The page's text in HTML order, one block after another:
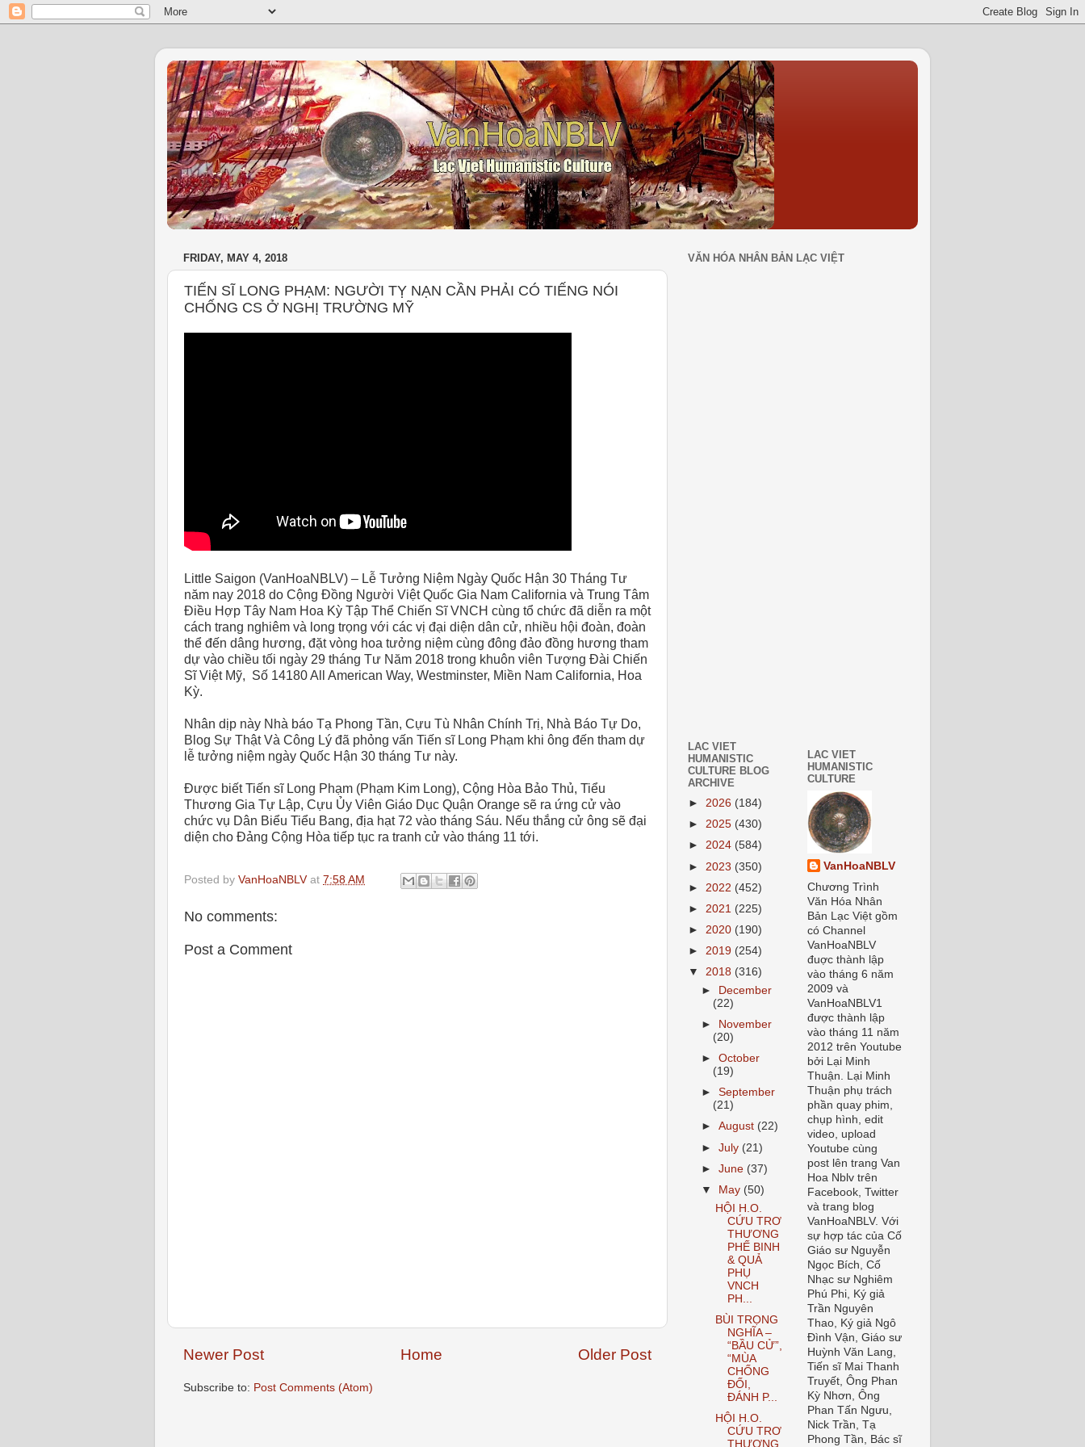
FRIDAY, MAY 4, 2018
TIẾN SĨ LONG PHẠM: NGƯỜI TỴ NẠN CẦN PHẢI CÓ TIẾNG NÓI
CHỐNG CS Ở NGHỊ TRƯỜNG MỸ
Little Saigon (VanHoaNBLV) – Lễ Tưởng Niệm Ngày Quốc Hận 30 Tháng Tư
năm nay 2018 do Cộng Đồng Người Việt Quốc Gia Nam California và Trung Tâm
Điều Hợp Tây Nam Hoa Kỳ Tập Thể Chiến Sĩ VNCH cùng tổ chức đã diễn ra một
cách trang nghiêm và long trọng với các vị đại diện dân cử, nhiều hội đoàn, đoàn
thể đến dâng hương, đặt vòng hoa tưởng niệm cùng đông đảo đồng hương tham
dự vào chiều tối ngày 29 tháng Tư Năm 2018 trong khuôn viên Tượng Đài Chiến
Sĩ Việt Mỹ, Số 14180 All American Way, Westminster, Miền Nam California, Hoa
Kỳ.
Nhân dịp này Nhà báo Tạ Phong Tần, Cựu Tù Nhân Chính Trị, Nhà Báo Tự Do,
Blog Sự Thật Và Công Lý đã phỏng vấn Tiến sĩ Long Phạm khi ông đến tham dự
lễ tưởng niệm ngày Quốc Hận 30 tháng Tư này.
Được biết Tiến sĩ Long Phạm (Phạm Kim Long), Cộng Hòa Bảo Thủ, Tiểu
Thương Gia Tự Lập, Cựu Ủy Viên Giáo Dục Quận Orange sẽ ra ứng cử vào
chức vụ Dân Biểu Tiểu Bang, địa hạt 72 vào tháng Sáu. Nếu thắng cử ông sẽ đại
diện cho Đảng Cộng Hòa tiếp tục ra tranh cử vào tháng 11 tới.
Posted by VanHoaNBLV at 7:58 AM
No comments:
Post a Comment
Newer Post Older Post
Home
Subscribe to: Post Comments (Atom)
VĂN HÓA NHÂN BẢN LẠC VIỆT
LAC VIET
HUMANISTIC
CULTURE BLOG
ARCHIVE
► 2026 (184)
► 2025 (430)
► 2024 (584)
► 2023 (350)
► 2022 (452)
► 2021 (225)
► 2020 (190)
► 2019 (254)
▼ 2018 (316)
►
December
(22)
►
November
(20)
►October
(19)
►September
(21)
►August (22)
►July (21)
►June (37)
▼
May (50)
HỘI H.O.
CỨU TRƠ
THƯƠNG
PHẾ BINH
& QUẢ
PHỤ
VNCH
PH...
BÙI TRỌNG
NGHĨA –
“BẦU CỬ”,
“MÙA
CHỐNG
ĐỐI,
ĐÁNH P...
HỘI H.O.
CỨU TRƠ
THƯƠNG
LAC VIET
HUMANISTIC
CULTURE
VanHoaNBLV
Chương Trình
Văn Hóa Nhân
Bản Lạc Việt gồm
có Channel
VanHoaNBLV
đuợc thành lập
vào tháng 6 năm
2009 và
VanHoaNBLV1
được thành lập
vào tháng 11 năm
2012 trên Youtube
bởi Lại Minh
Thuận. Lại Minh
Thuận phụ trách
phần quay phim,
chụp hình, edit
video, upload
Youtube cùng
post lên trang Van
Hoa Nblv trên
Facebook, Twitter
và trang blog
VanHoaNBLV. Với
sự hợp tác của Cố
Giáo sư Nguyễn
Ngọc Bích, Cố
Nhạc sư Nghiêm
Phú Phi, Ký giả
Trần Nguyên
Thao, Ký giả Ngô
Đình Vận, Giáo sư
Huỳnh Văn Lang,
Tiến sĩ Mai Thanh
Truyết, Ông Phan
Kỳ Nhơn, Ông
Phan Tấn Ngưu,
Nick Trần, Tạ
Phong Tần, Bác sĩ